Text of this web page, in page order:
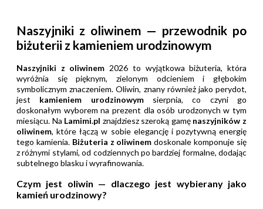
Naszyjniki z oliwinem — przewodnik po
biżuterii z kamieniem urodzinowym
Naszyjniki z oliwinem 2026 to wyjątkowa biżuteria, która
wyróżnia się pięknym, zielonym odcieniem i głębokim
symbolicznym znaczeniem. Oliwin, znany również jako perydot,
jest kamieniem urodzinowymsierpnia, co czyni go
doskonałym wyborem na prezent dla osób urodzonych w tym
miesiącu. Na Lamimi.pl znajdziesz szeroką gamę naszyjników z
oliwinem, które łączą w sobie elegancję i pozytywną energię
tego kamienia.Biżuteria z oliwinem doskonale komponuje się
z różnymi stylami, od codziennych po bardziej formalne, dodając
subtelnego blasku i wyrafinowania.
Czym jest oliwin — dlaczego jest wybierany jako
kamień urodzinowy?